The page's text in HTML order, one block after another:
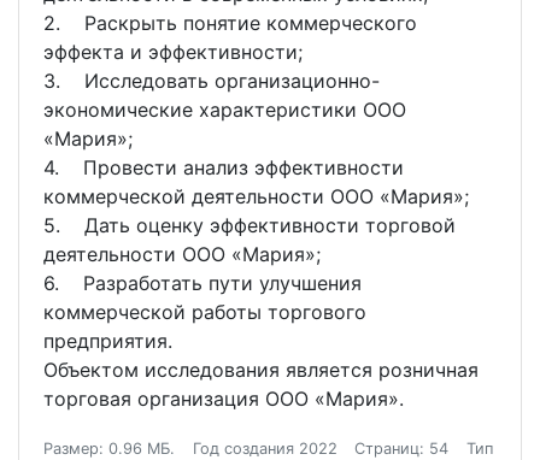
2. Раскрыть понятие коммерческого
эффекта и эффективности;
3. Исследовать организационно-
экономические характеристики ООО
«Мария»;
4. Провести анализ эффективности
коммерческой деятельности ООО «Мария»;
5. Дать оценку эффективности торговой
деятельности ООО «Мария»;
6. Разработать пути улучшения
коммерческой работы торгового
предприятия.
Объектом исследования является розничная
торговая организация ООО «Мария».
Размер: 0.96 МБ. Год создания 2022 Страниц: 54
Тип